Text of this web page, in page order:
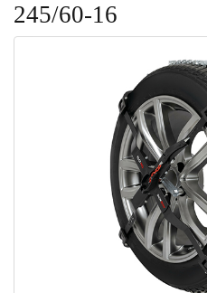
245/60-16